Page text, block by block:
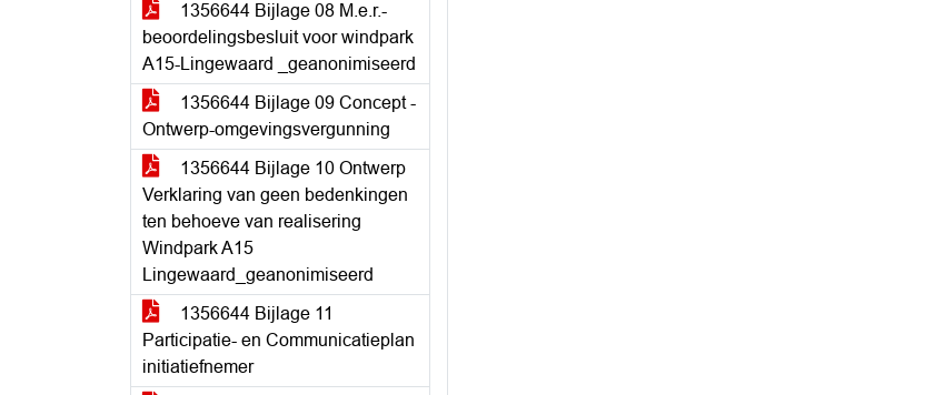
1356644 Bijlage 08 M.e.r.-
beoordelingsbesluit voor windpark
A15-Lingewaard _geanonimiseerd
1356644 Bijlage 09 Concept -
Ontwerp-omgevingsvergunning
1356644 Bijlage 10 Ontwerp
Verklaring van geen bedenkingen
ten behoeve van realisering
Windpark A15
Lingewaard_geanonimiseerd
1356644 Bijlage 11
Participatie- en Communicatieplan
initiatiefnemer